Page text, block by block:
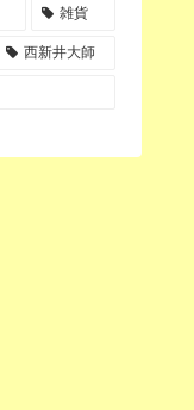
雑貨
西新井大師